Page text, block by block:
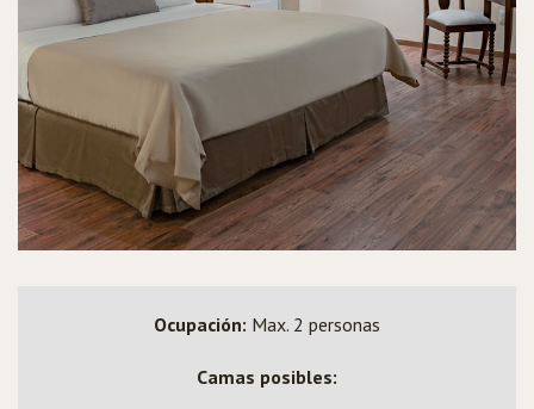
Ocupación: Max. 2 personas
Camas posibles: